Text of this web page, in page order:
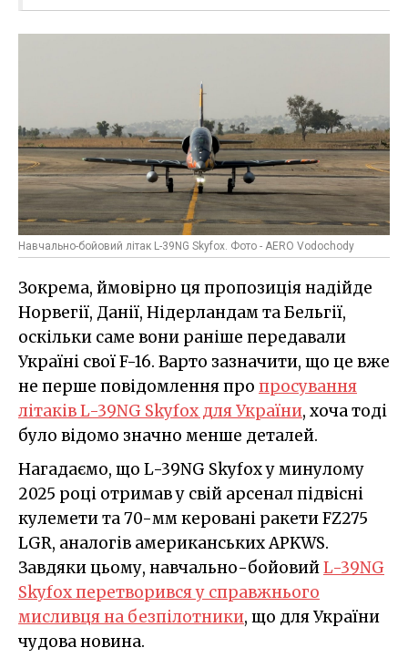
Навчально-бойовий літак L-39NG Skyfox. Фото - AERO Vodochody
Зокрема, ймовірно ця пропозиція надійде
Норвегії, Данії, Нідерландам та Бельгії,
оскільки саме вони раніше передавали
Україні свої F-16. Варто зазначити, що це вже
не перше повідомлення про просування
літаків L-39NG Skyfox для України, хоча тоді
було відомо значно менше деталей.
Нагадаємо, що L-39NG Skyfox у минулому
2025 році отримав у свій арсенал підвісні
кулемети та 70-мм керовані ракети FZ275
LGR, аналогів американських APKWS.
Завдяки цьому, навчально-бойовийL-39NG
Skyfox перетворився у справжнього
мисливця на безпілотники, що для України
чудова новина.